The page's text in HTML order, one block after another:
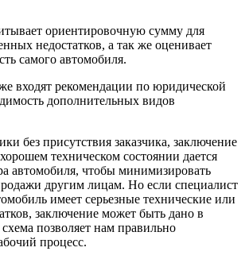
ориентировочную сумму для
недостатков, а так же оценивает
самого автомобиля.
входят рекомендации по юридической
дополнительных видов
без присутствия заказчика, заключение
техническом состоянии дается
автомобиля, чтобы минимизировать
другим лицам. Но если специалист
имеет серьезные технические или
заключение может быть дано в
схема позволяет нам правильно
процесс.